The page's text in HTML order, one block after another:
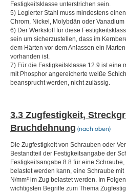
Festigkeitsklasse unterstrichen sein.
5) Legierter Stahl muss mindestens
Chrom, Nickel, Molybdän oder
6) Der Werkstoff für diese
sein um sicherzustellen, dass im
dem Härten vor dem Anlassen ein
vorhanden ist.
7) Für die Festigkeitsklasse 12.9 ist eine
mit Phosphor angereicherte weiße
beansprucht werden, nicht zulässig.
3.3 Zugfestigkeit,
Bruchdehnung (nach oben)
Die Zugfestigkeit von Schrauben oder
Bestandteil der Festigkeitsangabe der
Festigkeitsangabe 8.8 für eine
belastet werden kann, eine Schraube
N/mm² im Zug belastet werden. Im
wichtigsten Begriffe zum Thema